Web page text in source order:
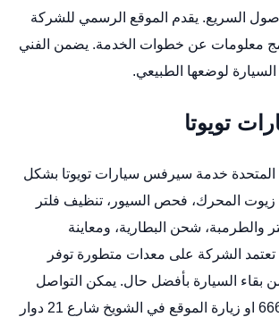
السريع. يقدم الموقع الرسمي للشركة
معلومات عن خطوات الخدمة. يضمن الفني
لوضعها الطبيعي.
تويوتا
خدمة سيرفس سيارات تويوتا بشكل
المحرك، فحص السيور، تنظيف فلتر
والطرمبة، شحن البطارية، ومعاينة
الشركة على معدات متطورة توفر
بقاء السيارة بأفضل حال. يمكن التواصل
عبر الرقم 66633305 او زيارة الموقع في الشويخ شارع 21 دوار